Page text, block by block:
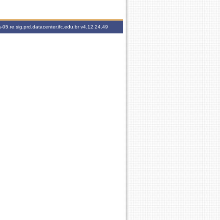
05.re.sig.prd.datacenter.ifc.edu.brv4.12.24.49